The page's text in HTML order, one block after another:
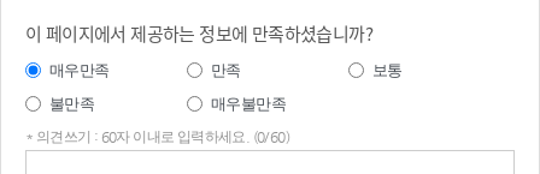
이 페이지에서 제공하는 정보에 만족하셨습니까?
매우만족 만족
보통
불만족
매우불만족
* 의견쓰기 : 60자 이내로 입력하세요. (0/60)